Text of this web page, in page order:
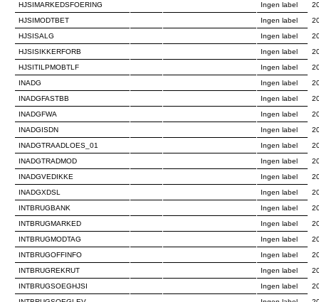
HJSIMARKEDSFOERING
Ingen label
HJSIMODTBET
Ingen label
HJSISALG
Ingen label
HJSISIKKERFORB
Ingen label
HJSITILPMOBTLF
Ingen label
INADG
Ingen label
INADGFASTBB
Ingen label
INADGFWA
Ingen label
INADGISDN
Ingen label
INADGTRAADLOES_01
Ingen label
INADGTRADMOD
Ingen label
INADGVEDIKKE
Ingen label
INADGXDSL
Ingen label
INTBRUGBANK
Ingen label
INTBRUGMARKED
Ingen label
INTBRUGMODTAG
Ingen label
INTBRUGOFFINFO
Ingen label
INTBRUGREKRUT
Ingen label
INTBRUGSOEGHJSI
Ingen label